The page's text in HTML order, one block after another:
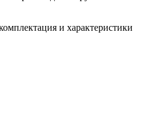
и характеристики